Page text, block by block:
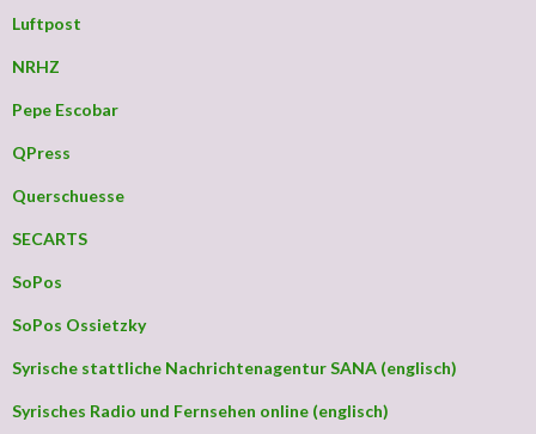
Luftpost
NRHZ
Pepe Escobar
QPress
Querschuesse
SECARTS
SoPos
SoPos Ossietzky
Syrische stattliche Nachrichtenagentur SANA (englisch)
Syrisches Radio und Fernsehen online (englisch)